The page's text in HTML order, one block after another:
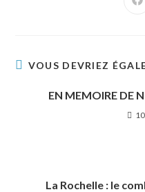
VOUS DEVRIEZ
EN MEMOIRE DE
La Rochelle : le